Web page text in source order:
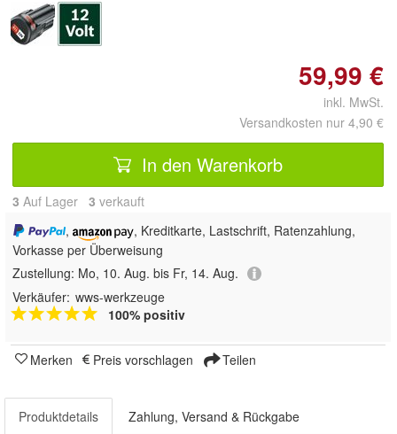
59,99 €
inkl. MwSt.
Versandkosten nur 4,90 €
In den Warenkorb
3 Auf Lager 3 verkauft
,
, Kreditkarte, Lastschrift, Ratenzahlung,
Vorkasse per Überweisung
Zustellung: Mo, 10. Aug. bis Fr, 14. Aug.
Verkäufer: wws-werkzeuge
100% positiv
Merken Preis vorschlagen Teilen
Produktdetails Zahlung, Versand & Rückgabe